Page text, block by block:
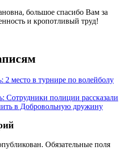
большое спасибо Вам за
и кропотливый труд!
2 место в турнире по волейболу
Сотрудники полиции рассказали
в Добровольную дружину
Обязательные поля